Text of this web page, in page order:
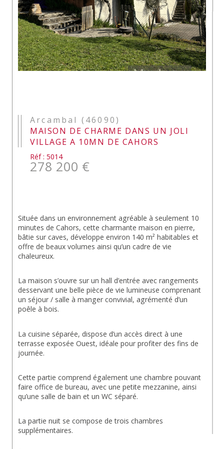
Arcambal (46090)
MAISON DE CHARME DANS UN JOLI
VILLAGE A 10MN DE CAHORS
Réf : 5014
278 200 €
Située dans un environnement agréable à seulement 10
minutes de Cahors, cette charmante maison en pierre,
bâtie sur caves, développe environ 140 m² habitables et
offre de beaux volumes ainsi qu’un cadre de vie
chaleureux.
La maison s’ouvre sur un hall d’entrée avec rangements
desservant une belle pièce de vie lumineuse comprenant
un séjour / salle à manger convivial, agrémenté d’un
poêle à bois.
La cuisine séparée, dispose d’un accès direct à une
terrasse exposée Ouest, idéale pour profiter des fins de
journée.
Cette partie comprend également une chambre pouvant
faire office de bureau, avec une petite mezzanine, ainsi
qu’une salle de bain et un WC séparé.
La partie nuit se compose de trois chambres
supplémentaires.